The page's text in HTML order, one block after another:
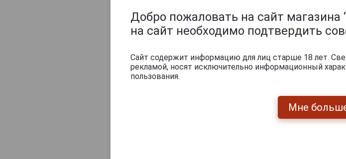
Добро пожаловать на сайт магазина
на сайт необходимо подтвердить
Сайт содержит информацию для лиц старше 18 лет.
рекламой, носят исключительно информационный
пользования.
Мне